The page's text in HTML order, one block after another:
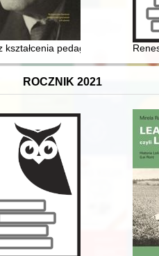
państwowym szkolnictwie
kształcenia pedagogicznego :
ROCZNIK 2021